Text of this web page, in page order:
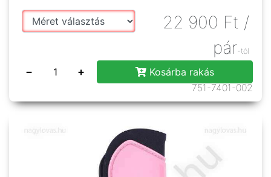
22 900 Ft /
pár-tól
− +
Kosárba rakás
751-7401-002